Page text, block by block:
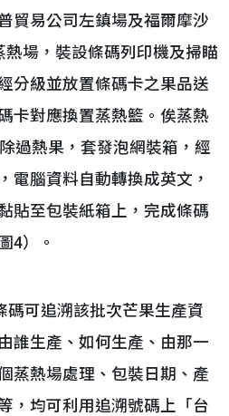
貿易公司左鎮場及福爾摩沙
場，裝設條碼列印機及掃瞄
分級並放置條碼卡之果品送
卡對應換置蒸熱籃。俟蒸熱
過熱果，套發泡網裝箱，經
電腦資料自動轉換成英文，
貼至包裝紙箱上，完成條碼
4）。
碼可追溯該批次芒果生產資
誰生產、如何生產、由那一
蒸熱場處理、包裝日期、產
，均可利用追溯號碼上「台